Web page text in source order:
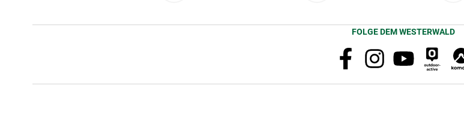
FOLGE DEM WESTERWALD